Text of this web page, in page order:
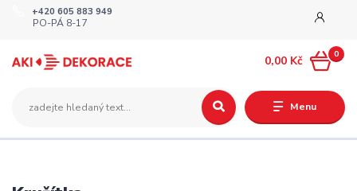
Menu
+420 605 883 949
PO-PÁ 8-17
0
0,00 Kč